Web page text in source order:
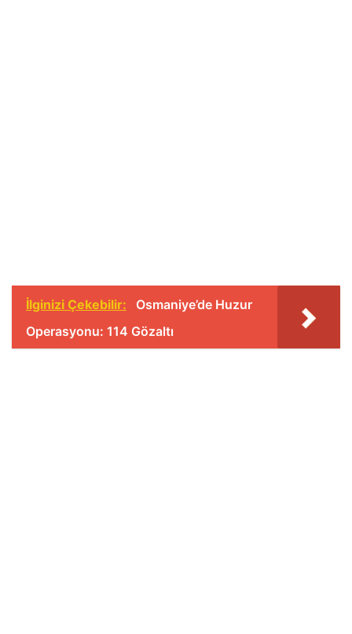
İlginizi Çekebilir:
Osmaniye’de Huzur
Operasyonu: 114 Gözaltı